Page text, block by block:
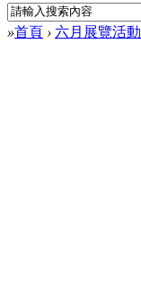
»首頁 › 六月展覽活動